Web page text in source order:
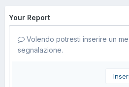
Your Report
Volendo potresti inserire un
segnalazione.